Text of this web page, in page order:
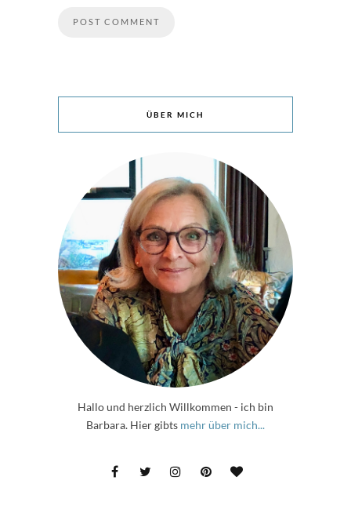
ÜBER MICH
Hallo und herzlich Willkommen - ich bin
Barbara. Hier gibts mehr über mich...